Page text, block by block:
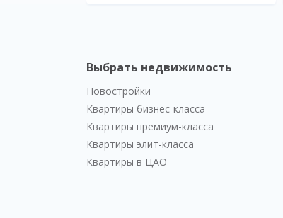
Выбрать недвижимость
Новостройки
Квартиры бизнес-класса
Квартиры премиум-класса
Квартиры элит-класса
Квартиры в ЦАО